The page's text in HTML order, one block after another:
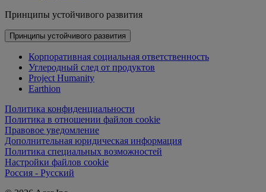
Принципы устойчивого развития
Принципы устойчивого развития
Корпоративная социальная ответственность
Углеродный след от продуктов
Project Humanity
Earthion
Политика конфиденциальности
Политика в отношении файлов cookie
Правовое уведомление
Дополнительная юридическая информация
Политика специальных возможностей
Настройки файлов cookie
Россия - Русский